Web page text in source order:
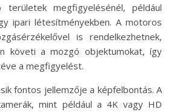
területek megfigyelésénél, például
ipari létesítményekben. A motoros
is rendelkezhetnek,
követi a mozgó objektumokat, így
a megfigyelést.
fontos jellemzője a képfelbontás. A
mint például a 4K vagy HD